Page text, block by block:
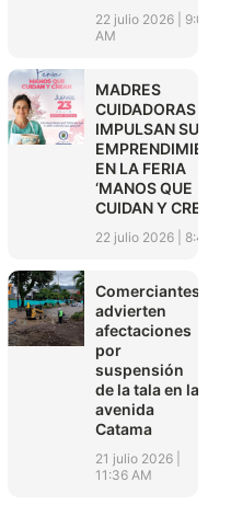
22 julio 2026
9:01
AM
MADRES
CUIDADORAS
IMPULSAN SUS
EN LA FERIA
‘MANOS QUE
CUIDAN Y CREAN’
22 julio 2026 8:45
Comerciantes
advierten
afectaciones
por
suspensión
de la tala en la
avenida
Catama
21 julio 2026
11:36 AM